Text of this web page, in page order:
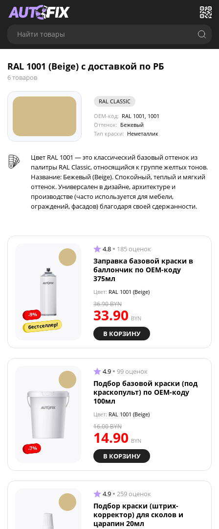
Найти товары
RAL 1001 (Beige) с доставкой по РБ
6 товаров
RAL CLASSIC
OEM-код: RAL 1001, 1001
Оттенок: Бежевый
Тип краски: Неметаллик
Цвет RAL 1001 — это классический базовый оттенок из
палитры RAL Classic, относящийся к группе желтых тонов.
Название: Бежевый (Beige). Спокойный, теплый и мягкий
оттенок. Универсален в дизайне, архитектуре и
производстве (часто используется для мебели,
ограждений, фасадов) благодаря своей сдержанности.
-9%
бестселлер!
4.8 185 оценок
Заправка базовой краски в
баллончик по OEM-коду
375мл
Цвет: RAL 1001 (Beige)
33.90 BYN
36.90BYN
В КОРЗИНУ
-7%
4.9 99 оценок
Подбор базовой краски (под
краскопульт) по OEM-коду
100мл
Цвет: RAL 1001 (Beige)
14.90 BYN
16.00BYN
В КОРЗИНУ
4.9 259 оценок
Подбор краски (штрих-
корректор) для сколов и
царапин 20мл